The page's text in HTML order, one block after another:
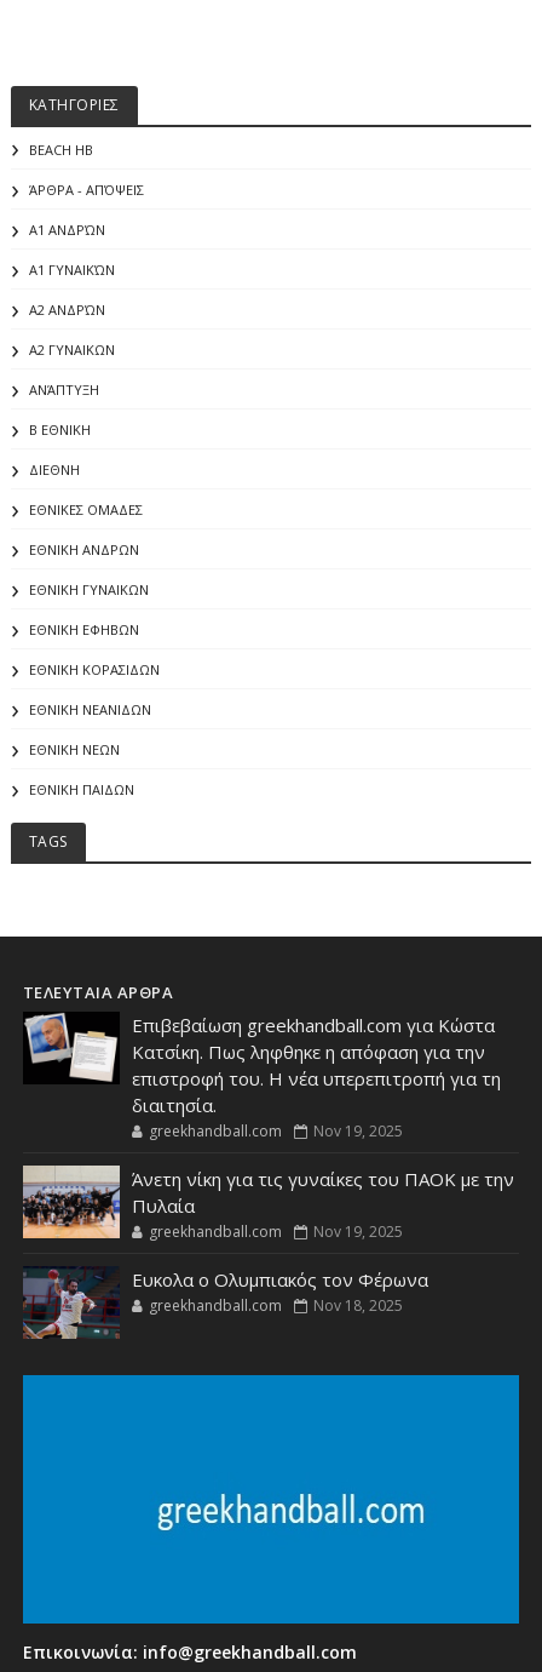
ΚΑΤΗΓΟΡΙΕΣ
BEACH HB
ΆΡΘΡΑ - ΑΠΌΨΕΙΣ
Α1 ΑΝΔΡΏΝ
Α1 ΓΥΝΑΙΚΏΝ
Α2 ΑΝΔΡΏΝ
Α2 ΓΥΝΑΙΚΩΝ
ΑΝΆΠΤΥΞΗ
Β ΕΘΝΙΚΗ
ΔΙΕΘΝΗ
ΕΘΝΙΚΕΣ ΟΜΑΔΕΣ
ΕΘΝΙΚΗ ΑΝΔΡΩΝ
ΕΘΝΙΚΗ ΓΥΝΑΙΚΩΝ
ΕΘΝΙΚΗ ΕΦΗΒΩΝ
ΕΘΝΙΚΗ ΚΟΡΑΣΙΔΩΝ
ΕΘΝΙΚΗ ΝΕΑΝΙΔΩΝ
ΕΘΝΙΚΗ ΝΕΩΝ
ΕΘΝΙΚΗ ΠΑΙΔΩΝ
TAGS
ΤΕΛΕΥΤΑΙΑ ΑΡΘΡΑ
Επιβεβαίωση greekhandball.com για Κώστα
Κατσίκη. Πως ληφθηκε η απόφαση για την
επιστροφή του. Η νέα υπερεπιτροπή για τη
διαιτησία.
greekhandball.com Nov 19, 2025
Άνετη νίκη για τις γυναίκες του ΠΑΟΚ με την
Πυλαία
greekhandball.com Nov 19, 2025
Ευκολα ο Ολυμπιακός τον Φέρωνα
greekhandball.com Nov 18, 2025
Επικοινωνία: info@greekhandball.com